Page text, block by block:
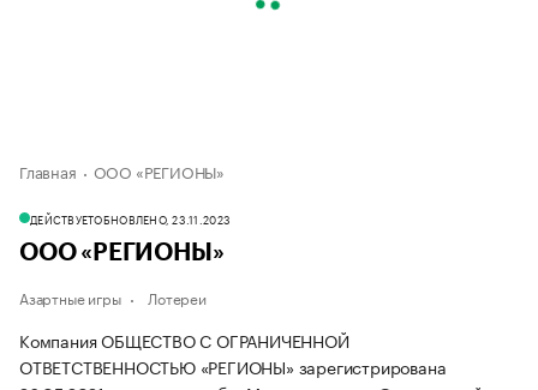
Главная ООО «РЕГИОНЫ»
ДЕЙСТВУЕТОБНОВЛЕНО, 23.11.2023
ООО «РЕГИОНЫ»
Азартные игры Лотереи
Компания ОБЩЕСТВО С ОГРАНИЧЕННОЙ
ОТВЕТСТВЕННОСТЬЮ «РЕГИОНЫ» зарегистрирована